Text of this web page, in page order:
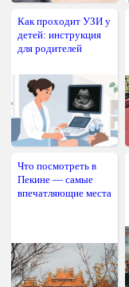
Как проходит УЗИ у
детей: инструкция
для родителей
Что посмотреть в
Пекине — самые
впечатляющие места